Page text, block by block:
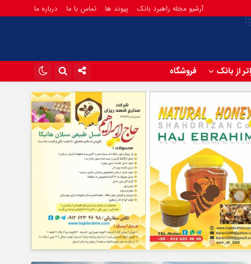
آرشیو مجله راهبرد بانک پیوند ها تماس با ما درباره ما
از بانک فروشگاه
اینستاگرام
تلگرام
آپارات